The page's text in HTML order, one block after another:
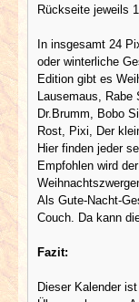
Rückseite jeweils
In insgesamt 24
oder winterliche
Edition gibt es
Lausemaus,
Dr.Brumm, Bobo
Rost, Pixi, Der
Hier finden jeder
Empfohlen wird
Als Gute-Nacht-
Couch. Da kann
Fazit:
Dieser Kalender